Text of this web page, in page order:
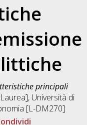
principali
Università di
[L-DM270]